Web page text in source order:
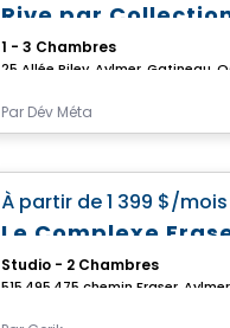
Rive par
1 - 3 Chambres
25 Allée Riley, Aylmer, Gatineau,
Par Dév Méta
À partir de1 399 $/mois
Le Complexe
Studio - 2 Chambres